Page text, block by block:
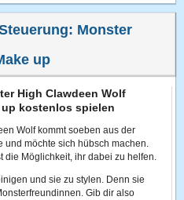
Monster
up
High Clawdeen Wolf
up kostenlos spielen
Wolf kommt soeben aus der
und möchte sich hübsch machen.
die Möglichkeit, ihr dabei zu helfen.
und sie zu stylen. Denn sie
Gib dir also